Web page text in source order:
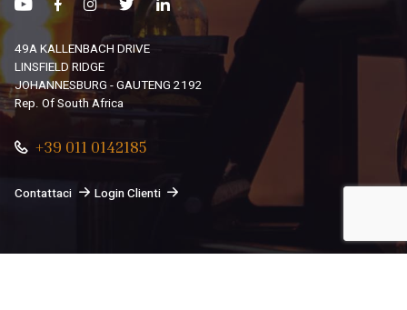
49A KALLENBACH DRIVE
LINSFIELD RIDGE
JOHANNESBURG - GAUTENG 2192
Rep. Of South Africa
+39 011 0142185
Contattaci Login Clienti